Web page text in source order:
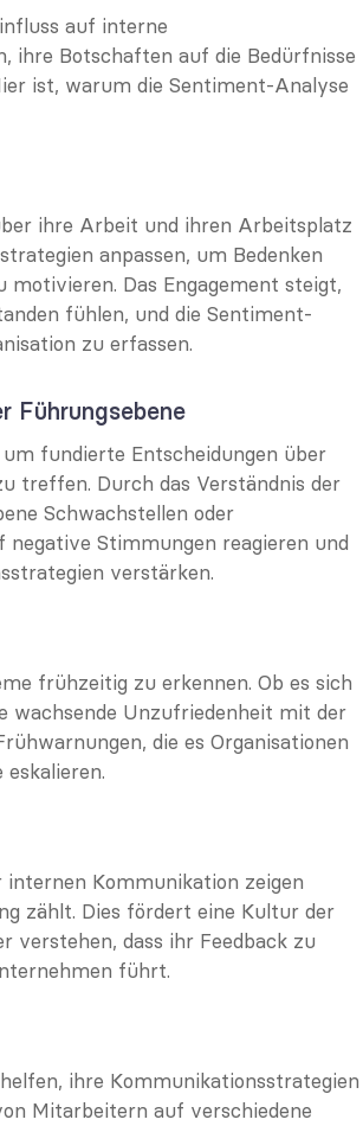
auf interne
ihre Botschaften auf die Bedürfnisse
ist, warum die Sentiment-Analyse
ihre Arbeit und ihren Arbeitsplatz
anpassen, um Bedenken
Das Engagement steigt,
fühlen, und die Sentiment-
zu erfassen.
Führungsebene
fundierte Entscheidungen über
treffen. Durch das Verständnis der
Schwachstellen oder
negative Stimmungen reagieren und
verstärken.
frühzeitig zu erkennen. Ob es sich
wachsende Unzufriedenheit mit der
die es Organisationen
Kommunikation zeigen
zählt. Dies fördert eine Kultur der
verstehen, dass ihr Feedback zu
führt.
ihre Kommunikationsstrategien
Mitarbeitern auf verschiedene